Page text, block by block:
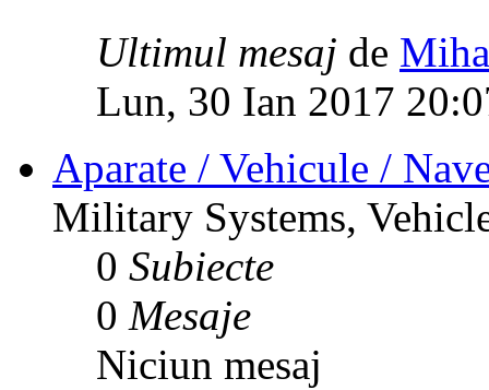
Ultimul mesaj de
Lun, 30 Ian 2017
Aparate / Vehicule /
Military Systems,
0 Subiecte
0 Mesaje
Niciun mesaj